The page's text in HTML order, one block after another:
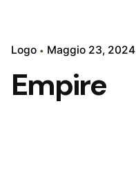
Logo Maggio 23, 2024
Empire